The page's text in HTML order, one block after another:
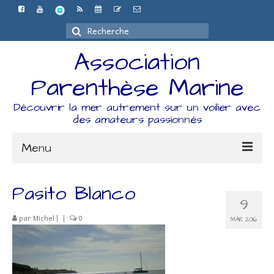
Rechercher
:
Association
Parenthèse Marine
Découvrir la mer autrement sur un voilier avec
des amateurs passionnés
Menu
Espace Adhérents
Organisation
9
MAR 2016
Pasito Blanco
par Michel | | 0